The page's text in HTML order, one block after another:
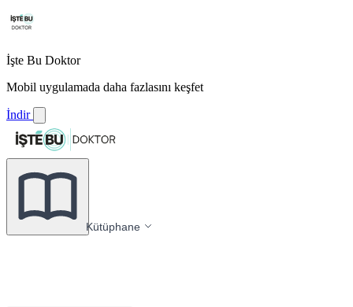
İşte Bu Doktor
Mobil uygulamada daha fazlasını keşfet
İndir
Kütüphane